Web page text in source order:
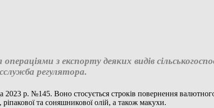
з експорту деяких видів
регулятора.
р. №145. Воно стосується строків повернення
та соняшникової олій, а також макухи.